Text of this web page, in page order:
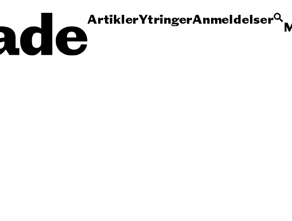
ArtiklerYtringerAnmeldelser